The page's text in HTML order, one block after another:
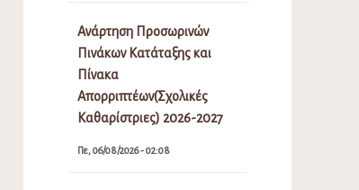
Ανάρτηση Προσωρινών
Πινάκων Κατάταξης και
Πίνακα
Απορριπτέων(Σχολικές
Καθαρίστριες) 2026-2027
Πε, 06/08/2026 - 02:08